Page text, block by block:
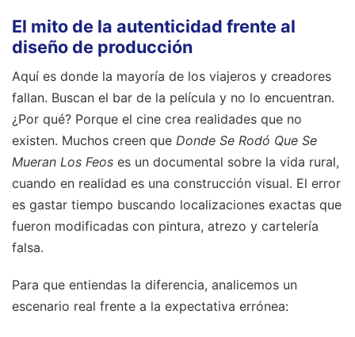
El mito de la autenticidad frente al
diseño de producción
Aquí es donde la mayoría de los viajeros y creadores
fallan. Buscan el bar de la película y no lo encuentran.
¿Por qué? Porque el cine crea realidades que no
existen. Muchos creen que Donde Se Rodó Que Se
Mueran Los Feos es un documental sobre la vida rural,
cuando en realidad es una construcción visual. El error
es gastar tiempo buscando localizaciones exactas que
fueron modificadas con pintura, atrezo y cartelería
falsa.
Para que entiendas la diferencia, analicemos un
escenario real frente a la expectativa errónea: